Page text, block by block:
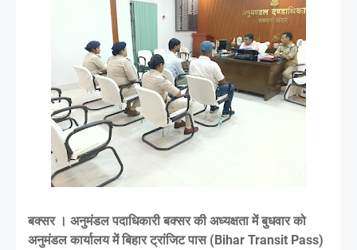
बक्सर । अनुमंडल पदाधिकारी बक्सर की अध्यक्षता में बुधवार को
अनुमंडल कार्यालय में बिहार ट्रांजिट पास (Bihar Transit Pass)